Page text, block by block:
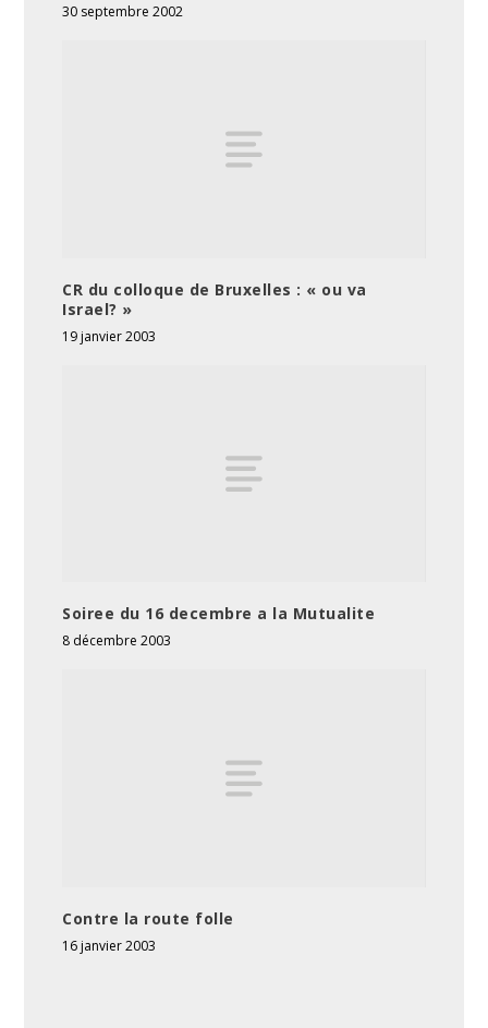
30 septembre 2002
CR du colloque de Bruxelles : « ou va
Israel? »
19 janvier 2003
Soiree du 16 decembre a la Mutualite
8 décembre 2003
Contre la route folle
16 janvier 2003